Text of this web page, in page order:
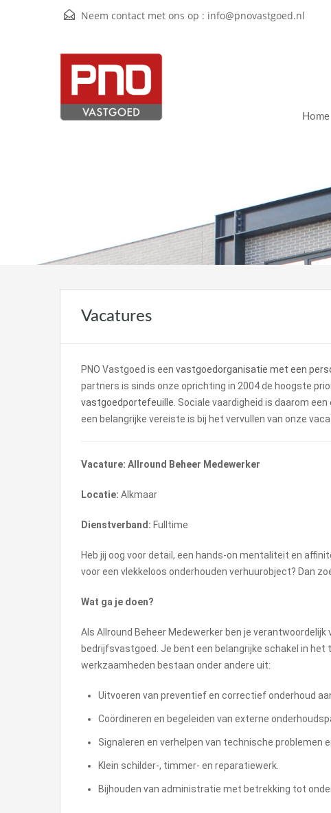
Neem contact met ons op : info@pnovastgoed.nl
Home
Vacatures
PNO Vastgoed is een vastgoedorganisatie met een
partners is sinds onze oprichting in 2004 de hoogste
vastgoedportefeuille . Sociale vaardigheid is daarom
een belangrijke vereiste is bij het vervullen van onze
Vacature: Allround Beheer Medewerker
Locatie: Alkmaar
Dienstverband: Fulltime
Heb jij oog voor detail, een hands-on mentaliteit en
voor een vlekkeloos onderhouden verhuurobject? Dan
Wat ga je doen?
Als Allround Beheer Medewerker ben je
bedrijfsvastgoed. Je bent een belangrijke schakel in
werkzaamheden bestaan onder andere uit:
Uitvoeren van preventief en correctief onderhoud
Coördineren en begeleiden van externe
Signaleren en verhelpen van technische problemen
Klein schilder-, timmer- en reparatiewerk.
Bijhouden van administratie met betrekking tot